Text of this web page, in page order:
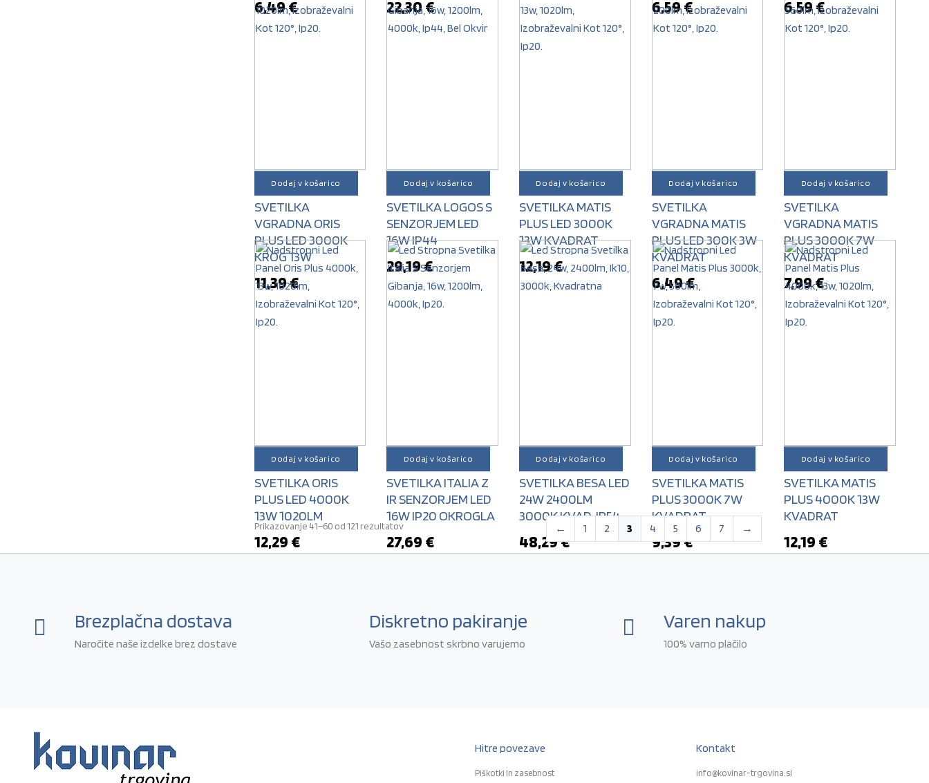
6,49€ 22,30€ 6,59€ 6,59€
STROPNA
SVETILKA
VGRADNA ORIS
PLUS LED 3000K
KROG 13W
11,39€
Dodaj v košarico
STROPNA
SVETILKA LOGOS S
SENZORJEM LED
16W IP44
29,19€
Dodaj v košarico
STROPNA
SVETILKA MATIS
PLUS LED 3000K
13W KVADRAT
12,19€
Dodaj v košarico
STROPNA
SVETILKA
VGRADNA MATIS
PLUS LED 300K 3W
KVADRAT
6,49€
Dodaj v košarico
STROPNA
SVETILKA
VGRADNA MATIS
PLUS 3000K 7W
KVADRAT
7,99€
Dodaj v košarico
STROPNA
SVETILKA ORIS
PLUS LED 4000K
13W 1020LM
12,29 €
Dodaj v košarico
STROPNA
SVETILKA ITALIA Z
IR SENZORJEM LED
16W IP20 OKROGLA
27,69 €
Dodaj v košarico
STROPNA
SVETILKA BESA LED
24W 2400LM
3000K KVAD. IP54
48,29€
Dodaj v košarico
STROPNA
SVETILKA MATIS
PLUS 3000K 7W
KVADRAT
9,39€
Dodaj v košarico
STROPNA
SVETILKA MATIS
PLUS 4000K 13W
KVADRAT
12,19 €
Dodaj v košarico
Prikazovanje 41–60 od 121 rezultatovRazvrščeno po datumu ← 1 2 3 4 5 6 7 →
Brezplačna dostava
Naročite naše izdelke brez dostave
Diskretno pakiranje
Vašo zasebnost skrbno varujemo
Varen nakup
100% varno plačilo
Hitre povezave
Piškotki in zasebnost
Kontakt
info@kovinar-trgovina.si